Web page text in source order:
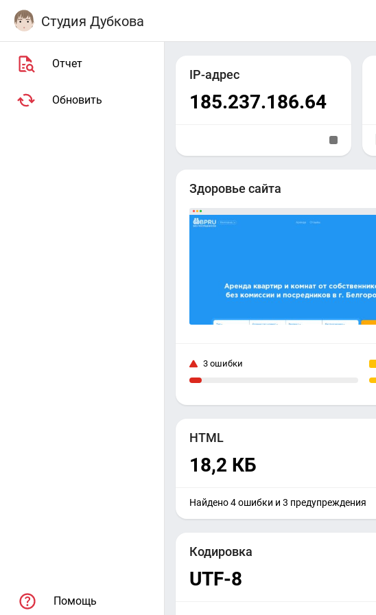
Студия Дубкова
Отчет
Обновить
Помощь
IP-адрес
185.237.186.64
Здоровье сайта
3 ошибки
HTML
18,2 КБ
Найдено 4 ошибки и 3 предупреждения
Кодировка
UTF-8